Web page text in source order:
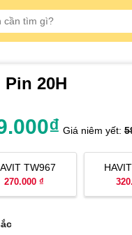
Pin 20H
₫ Giá niêm yết:
TW967
270.000 ₫